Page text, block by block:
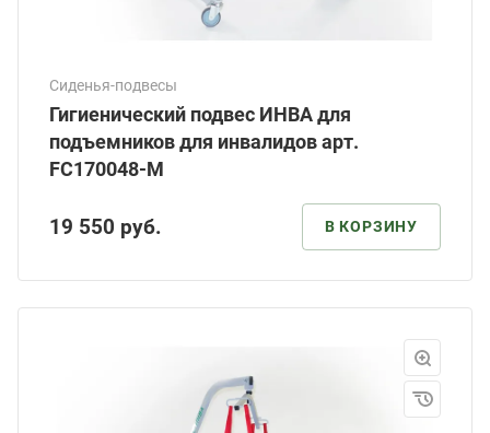
Сиденья-подвесы
Гигиенический подвес ИНВА для
подъемников для инвалидов арт.
FC170048-М
19 550 руб. В КОРЗИНУ